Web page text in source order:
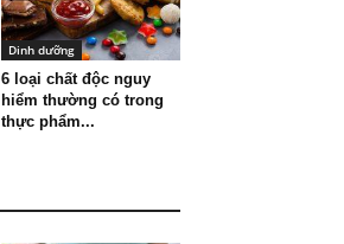
Dinh dưỡng
6 loại chất độc nguy
hiểm thường có trong
thực phẩm...